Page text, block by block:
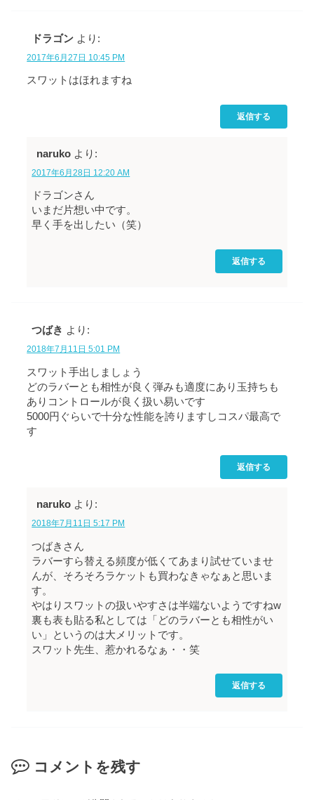
ドラゴン より:
2017年6月27日 10:45 PM
スワットはほれますね
返信する
naruko より:
2017年6月28日 12:20 AM
ドラゴンさん
いまだ片想い中です。
早く手を出したい（笑）
返信する
つばき より:
2018年7月11日 5:01 PM
スワット手出しましょう
どのラバーとも相性が良く弾みも適度にあり玉持ちも
ありコントロールが良く扱い易いです
5000円ぐらいで十分な性能を誇りますしコスパ最高で
す
返信する
naruko より:
2018年7月11日 5:17 PM
つばきさん
ラバーすら替える頻度が低くてあまり試せていませ
んが、そろそろラケットも買わなきゃなぁと思いま
す。
やはりスワットの扱いやすさは半端ないようですねw
裏も表も貼る私としては「どのラバーとも相性がい
い」というのは大メリットです。
スワット先生、惹かれるなぁ・・笑
返信する
コメントを残す